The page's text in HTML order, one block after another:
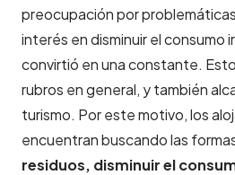
preocupación por
interés en disminuir el consumo
convirtió en una constante.
rubros en general, y también
turismo. Por este motivo, los
encuentran buscando las
residuos, disminuir el